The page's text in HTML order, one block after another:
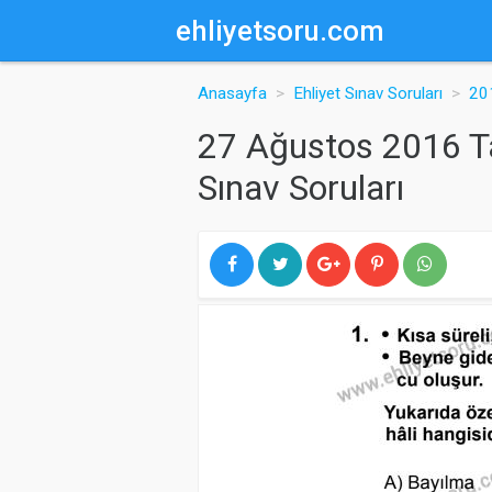
ehliyetsoru.com
Anasayfa Ehliyet Sınav Soruları
27 Ağustos 2016
Sınav Soruları